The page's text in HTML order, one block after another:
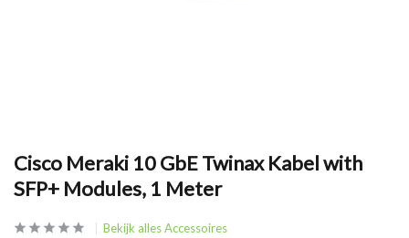
Cisco Meraki 10 GbE Twinax Kabel with
SFP+ Modules, 1 Meter
Bekijk alles Accessoires